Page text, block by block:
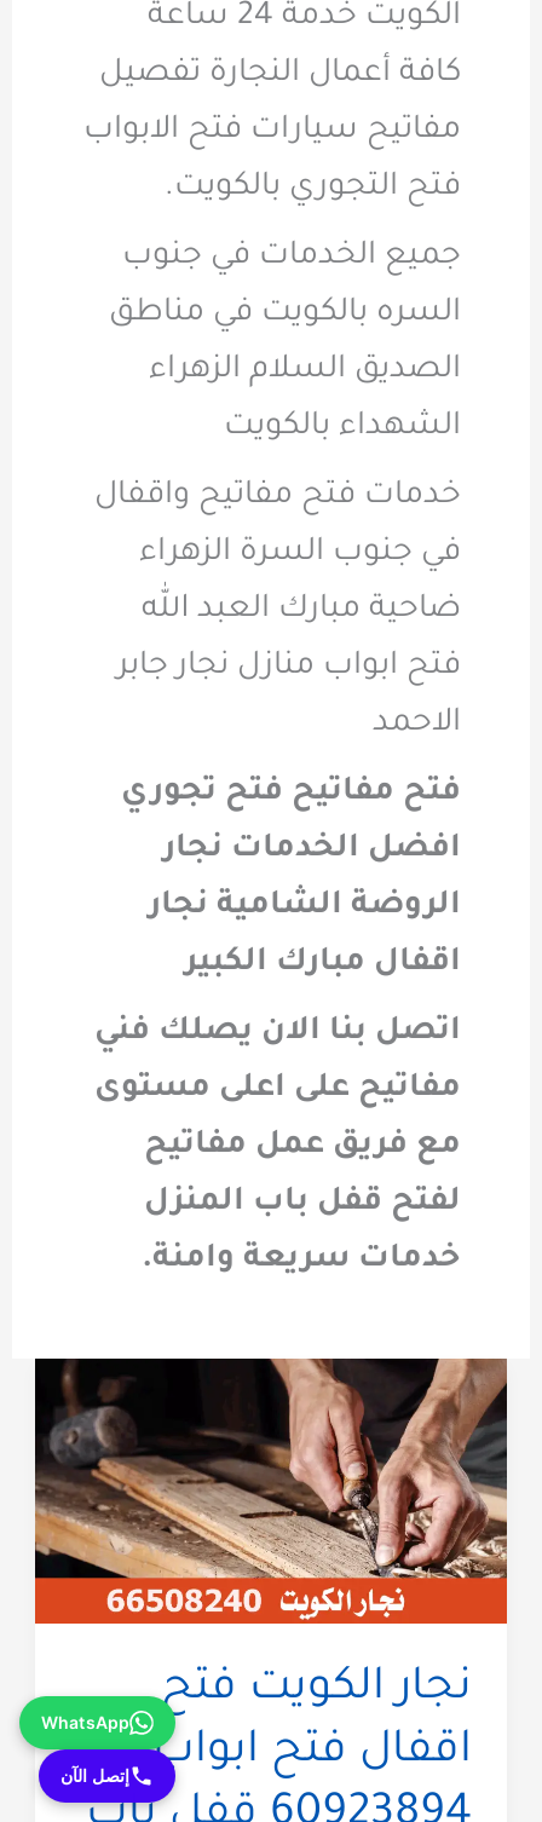
الكويت خدمة 24 ساعة
كافة أعمال النجارة تفصيل
مفاتيح سيارات فتح الابواب
فتح التجوري بالكويت.
جميع الخدمات في جنوب
السره بالكويت في مناطق
الصديق السلام الزهراء
الشهداء بالكويت
خدمات فتح مفاتيح واقفال
في جنوب السرة الزهراء
ضاحية مبارك العبد الله
فتح ابواب منازل نجار جابر
الاحمد
فتح مفاتيح فتح تجوري
افضل الخدمات نجار
الروضة الشامية نجار
اقفال مبارك الكبير
اتصل بنا الان يصلك فني
مفاتيح على اعلى مستوى
مع فريق عمل مفاتيح
لفتح قفل باب المنزل
خدمات سريعة وامنة.
نجار الكويت فتح
اقفال فتح ابواب
WhatsApp
إتصل الآن